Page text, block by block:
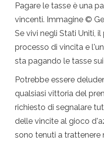
Pagare le tasse è una
vincenti. Immagine ©
Se vivi negli Stati Uniti,
processo di vincita e
sta pagando le tasse
Potrebbe essere
qualsiasi vittoria del
richiesto di segnalare
delle vincite al gioco
sono tenuti a trattenere